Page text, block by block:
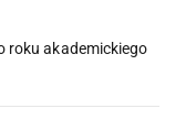
roku akademickiego